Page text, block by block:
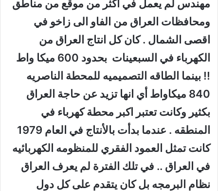
مهندس لم يعمل في اكثر من موقع من مناطق
ومحافظات العراق من الفاو الى زاخو في
اقصى الشمال . كان كل انتاج العراق من
الكهرباء في السبعينات بحدود 600 ميكا واط
!! بينما الطاقه التصميميه للمحطة الناصريه
840 ميكاواط أي انها تزيد عن حاجة العراق
بكثير وكانت تعتبر اكبر محطة كهرباء في
المنطقه . عندما بدأت بالأنتاج في العام 1979
كانت تمثل العمود الفقري للمنظومه الكهربائيه
في العراق .. في تلك الفترة لم يعرف العراق
نظام البرمجه بل كان يتقدم على كل دول